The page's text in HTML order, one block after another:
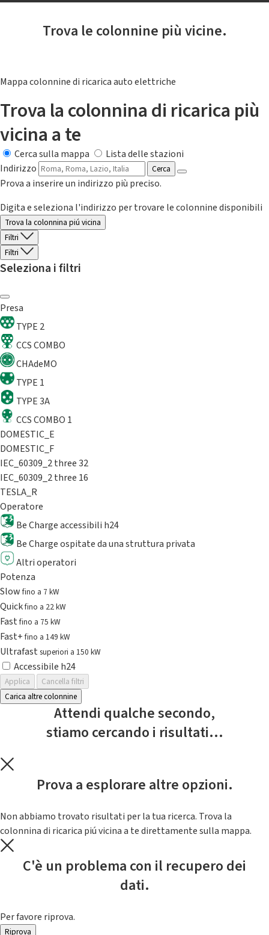
Trova le colonnine più vicine.
Mappa colonnine di ricarica auto elettriche
Trova la colonnina di ricarica più
vicina a te
Cerca sulla mappa
Lista delle stazioni
Indirizzo
Cerca
Prova a inserire un indirizzo più preciso.
Digita e seleziona l'indirizzo per trovare le colonnine disponibili
Trova la colonnina piú vicina
Filtri
Filtri
Seleziona i filtri
Presa
TYPE 2
CCS COMBO
CHAdeMO
TYPE 1
TYPE 3A
CCS COMBO 1
DOMESTIC_E
DOMESTIC_F
IEC_60309_2 three 32
IEC_60309_2 three 16
TESLA_R
Operatore
Be Charge accessibili h24
Be Charge ospitate da una struttura privata
Altri operatori
Potenza
Slowfino a 7 kW
Quickfino a 22 kW
Fastfino a 75 kW
Fast+fino a 149 kW
Ultrafast superiori a 150 kW
Accessibile h24
Applica
Cancella filtri
Carica altre colonnine
Attendi qualche secondo,
stiamo cercando i risultati...
Prova a esplorare altre opzioni.
Non abbiamo trovato risultati per la tua ricerca. Trova la
colonnina di ricarica piú vicina a te direttamente sulla mappa.
C'è un problema con il recupero dei
dati.
Per favore riprova.
Riprova